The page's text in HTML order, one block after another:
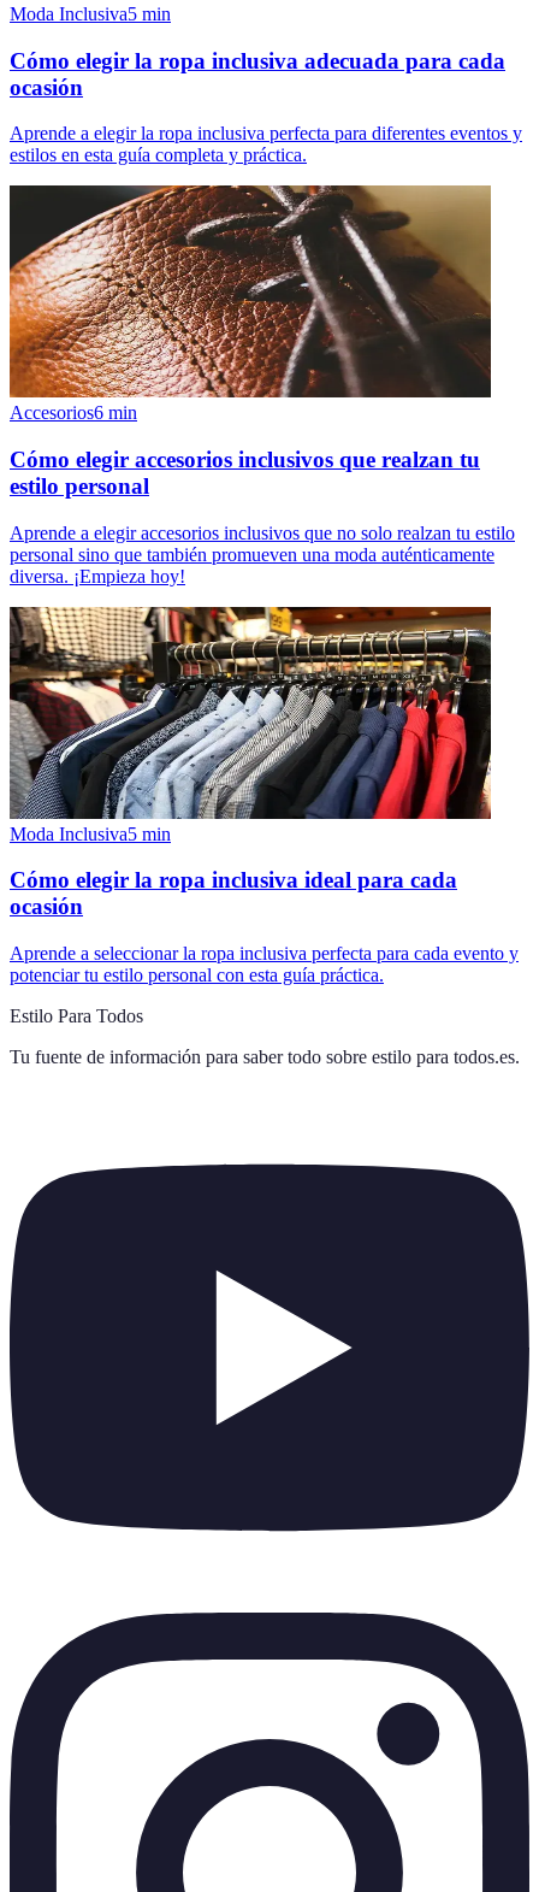
Moda Inclusiva5 min
Cómo elegir la ropa inclusiva adecuada para cada
ocasión
Aprende a elegir la ropa inclusiva perfecta para diferentes eventos y
estilos en esta guía completa y práctica.
Accesorios6 min
Cómo elegir accesorios inclusivos que realzan tu
estilo personal
Aprende a elegir accesorios inclusivos que no solo realzan tu estilo
personal sino que también promueven una moda auténticamente
diversa. ¡Empieza hoy!
Moda Inclusiva5 min
Cómo elegir la ropa inclusiva ideal para cada
ocasión
Aprende a seleccionar la ropa inclusiva perfecta para cada evento y
potenciar tu estilo personal con esta guía práctica.
Estilo Para Todos
Tu fuente de información para saber todo sobre estilo para todos.es.